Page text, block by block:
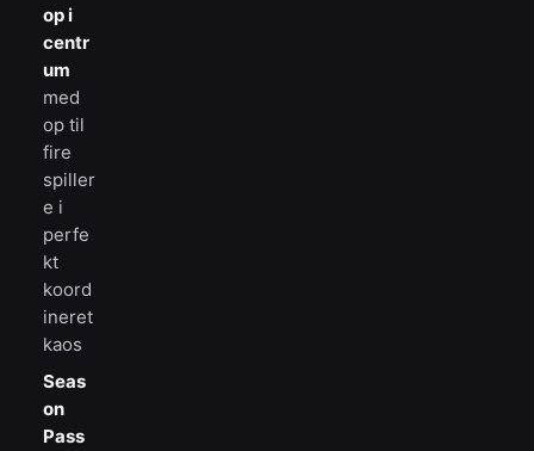
op i
centr
um
med
op til
fire
spiller
e i
perfe
kt
koord
ineret
kaos
Seas
on
Pass